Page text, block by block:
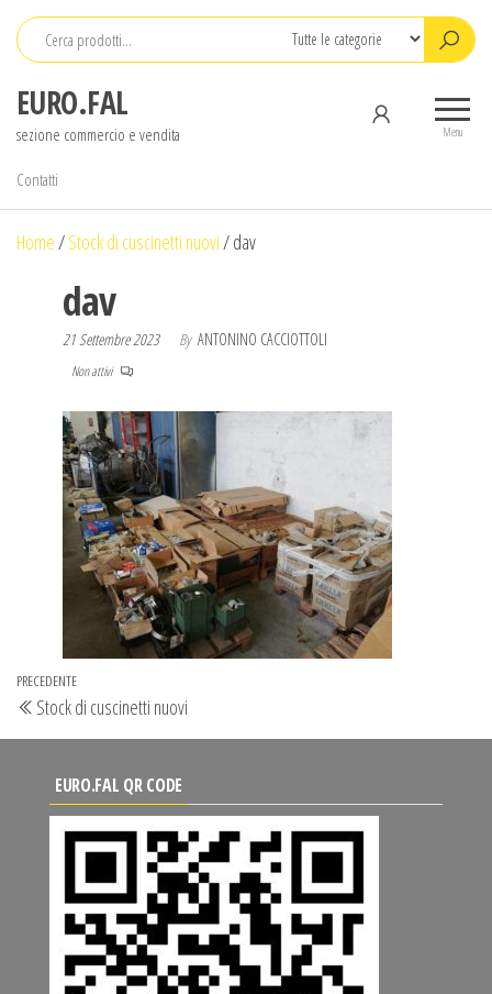
Salta
contenuto
EURO.FAL
sezione commercio e vendita Menu
Contatti
Home/Stock di cuscinetti nuovi/dav
dav
21 Settembre 2023 By ANTONINO CACCIOTTOLI
Non attivi
Navigazione
articoli
Articolo
precedente
PRECEDENTE
Stock di cuscinetti nuovi
EURO.FAL QR CODE